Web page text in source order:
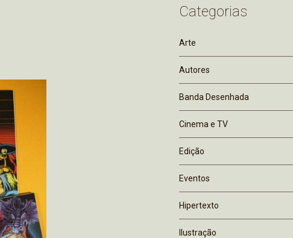
Categorias
Arte
Autores
Banda Desenhada
Cinema e TV
Edição
Eventos
Hipertexto
Ilustração